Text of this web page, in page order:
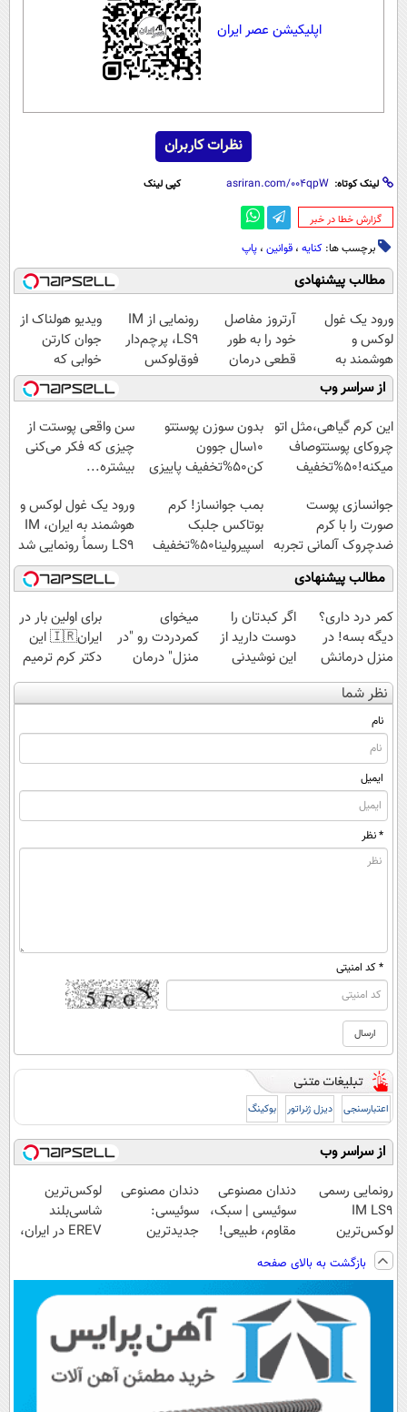
اپلیکیشن عصر ایران
نظرات کاربران
لینک کوتاه: کپی لینک
‌گزارش خطا در خبر
برچسب ها: کنایه ، قوانین ، پاپ
مطالب پیشنهادی
ورود یک غول
لوکس و
هوشمند به
ایران، IM LS9
رسماً رونمایی
شد
آرتروز مفاصل
خود را به طور
قطعی درمان
کنید!
◗پرسش‌نامه◖
رونمایی از IM
LS9، پرچم‌دار
فوق‌لوکس
EREV وارد بازار
ایران شد
ویدیو هولناک از
جوان کارتن
خوابی که
میلیاردر شد.
آموزش رایگان
از سراسر وب
این کرم گیاهی،مثل اتو
چروکای پوستتوصاف
میکنه!50%تخفیف
بدون سوزن پوستتو
10سال جوون
کن50%تخفیف پاییزی
سن واقعی پوستت از
چیزی که فکر می‌کنی
بیشتره...
جوانسازی پوست
صورت را با کرم
ضدچروک آلمانی تجربه
کنید!
بمب جوانساز! کرم
بوتاکس جلبک
اسپیرولینا50%تخفیف
ورود یک غول لوکس و
هوشمند به ایران، IM
LS9 رسماً رونمایی شد
مطالب پیشنهادی
کمر درد داری؟
دیگه بسه! در
منزل درمانش
کن
(◀پرسش‌نامه)
اگر کبدتان را
دوست دارید از
این نوشیدنی
گیاهی غافل
نشوید
میخوای
کمردردت رو "در
منزل" درمان
کنی؟ (◂فیلم +
◂پرسش‌نامه)
برای اولین بار در
ایران🇮🇷 این
دکتر کرم ترمیم
کننده 23 روزه
ساخت!
نظر شما
نام
ایمیل
* نظر
* کد امنیتی
اعتبارسنجی دیزل ژنراتور بوکینگ
از سراسر وب
رونمایی رسمی
IM LS9
لوکس‌ترین
EREV در ایران
دندان مصنوعی
سوئیسی | سبک،
مقاوم، طبیعی!
رایگان+پرداخت
اقساطی😍
دندان مصنوعی
سوئیسی:
جدیدترین
پرداخت قسطی
لوکس‌ترین
شاسی‌بلند
EREV در ایران،
بازگشت به بالای صفحه